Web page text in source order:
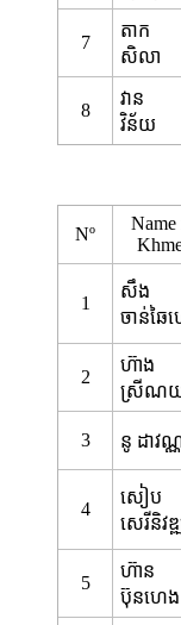
7
តាក
សិលា
8
វាន
វិន័យ
Nº
Name
1
សឹង
ចាន់ឆៃ
2
ហ៊ាង
ស្រីណ
3 នូ ដាវណ្
4
សៀប
សេរីនិវឌ្
5
ហ៊ាន
ប៊ុនហេង